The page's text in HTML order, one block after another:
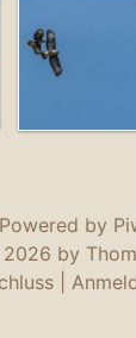
Powered by
2026 by
|